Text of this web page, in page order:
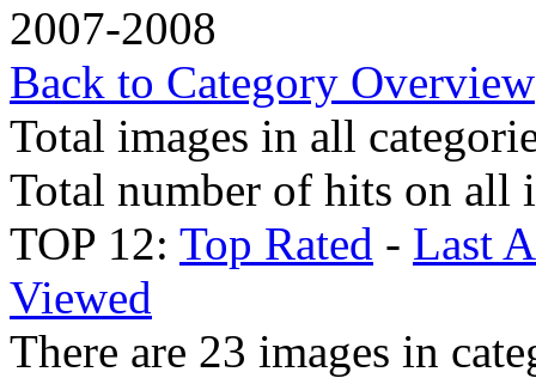
2007-2008
Back to Category Overview
Total images in all
Total number of hits on all
TOP 12: Top Rated - Last
Viewed
There are 23 images in